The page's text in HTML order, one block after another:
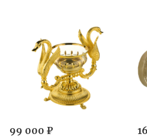
99 000 ₽